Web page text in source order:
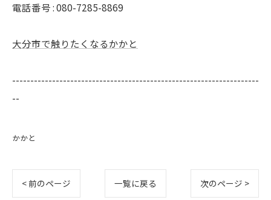
電話番号 :080-7285-8869
大分市で触りたくなるかかと
--------------------------------------------------------------------
--
かかと
< 前のページ 一覧に戻る 次のページ >